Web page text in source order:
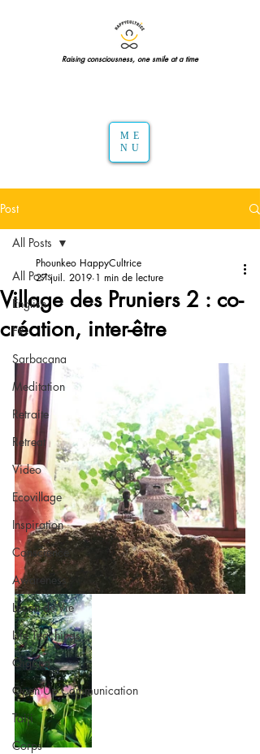
Raising consciousness, one smile at a time
ME
NU
Post
All Posts
English
FR
Sarbacana
Meditation
Retraite
Retreat
Video
Ecovillage
Inspiration
Conscience
Awareness
Leçon de Vie
Life Teachings
Qigong
Open Up Communication
Taiji
Corps
All Posts
Village des Pruniers 2 : co-
création, inter-être
Phounkeo HappyCultrice
27 juil. 2019 1 min de lecture